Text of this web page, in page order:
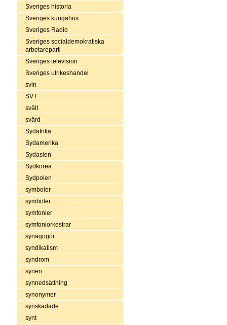
Sveriges historia
Sveriges kungahus
Sveriges Radio
Sveriges socialdemokratiska
arbetareparti
Sveriges television
Sveriges utrikeshandel
svin
SVT
svält
svärd
Sydafrika
Sydamerika
Sydasien
Sydkorea
Sydpolen
symboler
symboler
symfonier
symfoniorkestrar
synagogor
syndikalism
syndrom
synen
synnedsättning
synonymer
synskadade
synt